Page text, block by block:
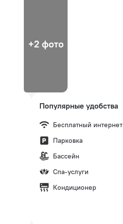
+2 фото
Популярные удобства
Бесплатный интернет
Парковка
Бассейн
Спа-услуги
Кондиционер